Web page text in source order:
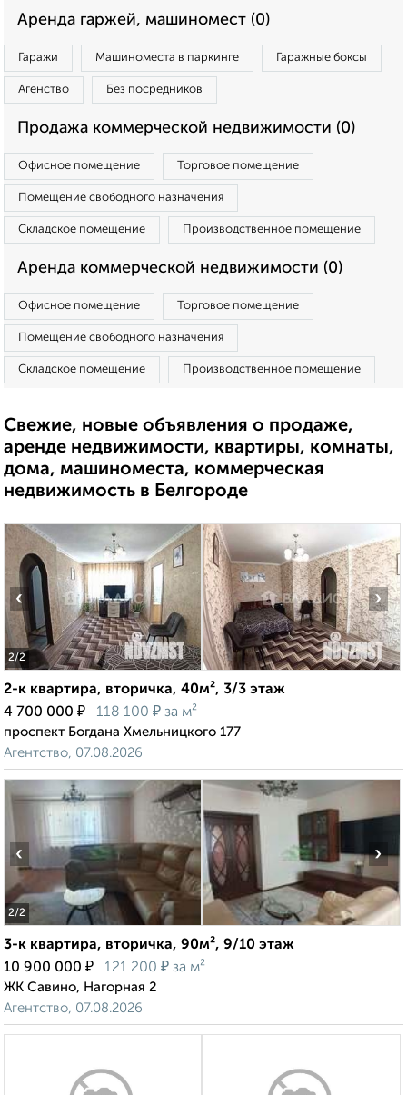
Аренда гаржей, машиномест (0)
Гаражи Машиноместа в паркинге Гаражные боксы
Агенство Без посредников
Продажа коммерческой недвижимости (0)
Офисное помещение Торговое помещение
Помещение свободного назначения
Складское помещение Производственное помещение
Аренда коммерческой недвижимости (0)
Офисное помещение Торговое помещение
Помещение свободного назначения
Складское помещение Производственное помещение
Свежие, новые объявления о продаже,
аренде недвижимости, квартиры, комнаты,
дома, машиноместа, коммерческая
недвижимость в Белгороде
2/2
‹ ›
2-к квартира, вторичка, 40м², 3/3 этаж
4 700 000 ₽ 118 100 ₽ за м²
проспект Богдана Хмельницкого 177
Агентство, 07.08.2026
2/2
‹ ›
3-к квартира, вторичка, 90м², 9/10 этаж
10 900 000 ₽ 121 200 ₽ за м²
ЖК Савино, Нагорная 2
Агентство, 07.08.2026